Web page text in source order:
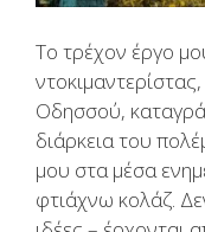
Το τρέχον έργο
Οδησσού,
διάρκεια του
μου στα μέσα
φτιάχνω κολάζ.